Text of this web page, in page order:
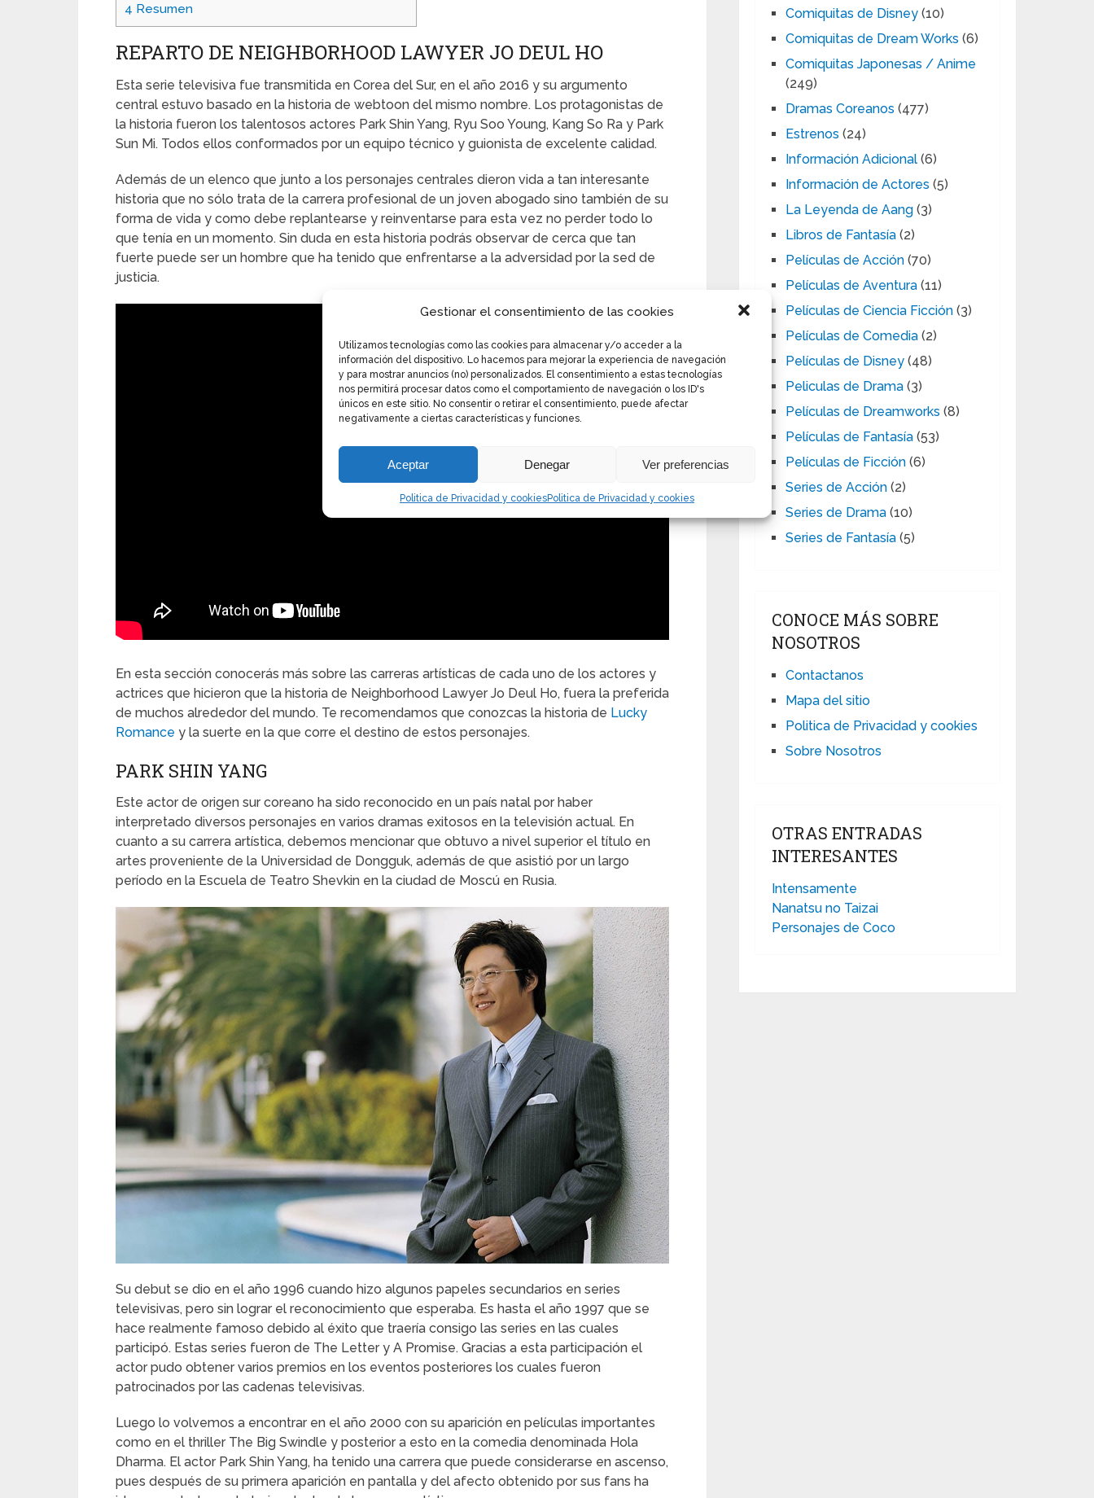
Gestionar el consentimiento de las cookies
Utilizamos tecnologías como las cookies para almacenar y/o acceder a la
información del dispositivo. Lo hacemos para mejorar la experiencia de navegación
y para mostrar anuncios (no) personalizados. El consentimiento a estas tecnologías
nos permitirá procesar datos como el comportamiento de navegación o los ID's
únicos en este sitio. No consentir o retirar el consentimiento, puede afectar
negativamente a ciertas características y funciones.
Aceptar Denegar Ver preferencias
Politica de Privacidad y cookiesPolitica de Privacidad y cookies
4 Resumen
REPARTO DE NEIGHBORHOOD LAWYER JO DEUL HO
Esta serie televisiva fue transmitida en Corea del Sur, en el año 2016 y su argumento
central estuvo basado en la historia de webtoon del mismo nombre. Los protagonistas de
la historia fueron los talentosos actores Park Shin Yang, Ryu Soo Young, Kang So Ra y Park
Sun Mi. Todos ellos conformados por un equipo técnico y guionista de excelente calidad.
Además de un elenco que junto a los personajes centrales dieron vida a tan interesante
historia que no sólo trata de la carrera profesional de un joven abogado sino también de su
forma de vida y como debe replantearse y reinventarse para esta vez no perder todo lo
que tenía en un momento. Sin duda en esta historia podrás observar de cerca que tan
fuerte puede ser un hombre que ha tenido que enfrentarse a la adversidad por la sed de
justicia.
En esta sección conocerás más sobre las carreras artísticas de cada uno de los actores y
actrices que hicieron que la historia de Neighborhood Lawyer Jo Deul Ho, fuera la preferida
de muchos alrededor del mundo. Te recomendamos que conozcas la historia de Lucky
Romance y la suerte en la que corre el destino de estos personajes.
PARK SHIN YANG
Este actor de origen sur coreano ha sido reconocido en un país natal por haber
interpretado diversos personajes en varios dramas exitosos en la televisión actual. En
cuanto a su carrera artística, debemos mencionar que obtuvo a nivel superior el título en
artes proveniente de la Universidad de Dongguk, además de que asistió por un largo
período en la Escuela de Teatro Shevkin en la ciudad de Moscú en Rusia.
Su debut se dio en el año 1996 cuando hizo algunos papeles secundarios en series
televisivas, pero sin lograr el reconocimiento que esperaba. Es hasta el año 1997 que se
hace realmente famoso debido al éxito que traería consigo las series en las cuales
participó. Estas series fueron de The Letter y A Promise. Gracias a esta participación el
actor pudo obtener varios premios en los eventos posteriores los cuales fueron
patrocinados por las cadenas televisivas.
Luego lo volvemos a encontrar en el año 2000 con su aparición en películas importantes
como en el thriller The Big Swindle y posterior a esto en la comedia denominada Hola
Dharma. El actor Park Shin Yang, ha tenido una carrera que puede considerarse en ascenso,
pues después de su primera aparición en pantalla y del afecto obtenido por sus fans ha
Comiquitas de Disney (10)
Comiquitas de Dream Works (6)
Comiquitas Japonesas / Anime
(249)
Dramas Coreanos (477)
Estrenos (24)
Información Adicional (6)
Información de Actores (5)
La Leyenda de Aang (3)
Libros de Fantasía (2)
Películas de Acción (70)
Películas de Aventura (11)
Películas de Ciencia Ficción (3)
Películas de Comedia (2)
Películas de Disney (48)
Peliculas de Drama (3)
Películas de Dreamworks (8)
Películas de Fantasía (53)
Películas de Ficción (6)
Series de Acción (2)
Series de Drama (10)
Series de Fantasía (5)
CONOCE MÁS SOBRE
NOSOTROS
Contactanos
Mapa del sitio
Politica de Privacidad y cookies
Sobre Nosotros
OTRAS ENTRADAS
INTERESANTES
Intensamente
Nanatsu no Taizai
Personajes de Coco